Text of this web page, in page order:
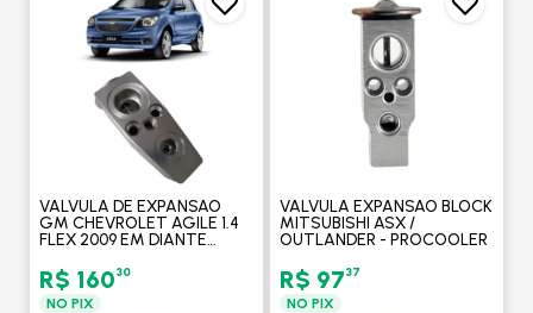
VALVULA DE EXPANSAO
GM CHEVROLET AGILE 1.4
FLEX 2009 EM DIANTE
MONTANA - MAHLE
R$ 16030
NO PIX
VALVULA EXPANSAO BLOCK
MITSUBISHI ASX /
OUTLANDER - PROCOOLER
R$ 9737
NO PIX